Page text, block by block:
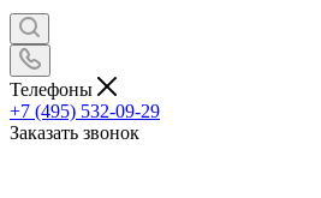
Телефоны
+7 (495) 532-09-29
Заказать звонок